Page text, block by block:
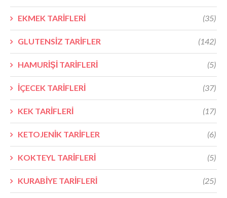
EKMEK TARİFLERİ (35)
GLUTENSİZ TARİFLER (142)
HAMURİŞİ TARİFLERİ (5)
İÇECEK TARİFLERİ (37)
KEK TARİFLERİ (17)
KETOJENİK TARİFLER (6)
KOKTEYL TARİFLERİ (5)
KURABİYE TARİFLERİ (25)